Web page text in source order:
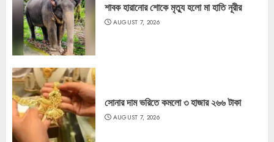
শাবক হারানোর শোকে মৃত্যু হলো মা হাতি নূরীর
AUGUST 7, 2026
সোনার দাম ভরিতে কমলো ৩ হাজার ২৬৬ টাকা
AUGUST 7, 2026